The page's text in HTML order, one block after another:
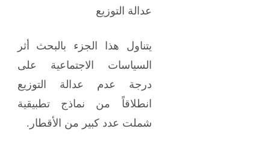
عدالة التوزيع
يتناول هذا الجزء بالبحث أثر
السياسات الاجتماعية على
درجة عدم عدالة التوزيع
انطلاقاً من نماذج تطبيقية
شملت عدد كبير من الأقطار.